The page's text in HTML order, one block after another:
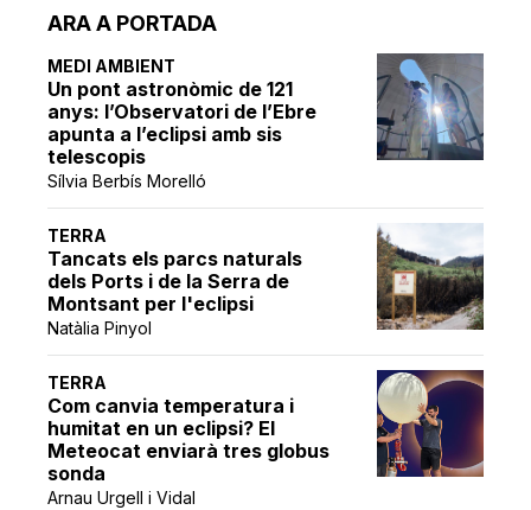
ARA A PORTADA
MEDI AMBIENT
Un pont astronòmic de 121
anys: l’Observatori de l’Ebre
apunta a l’eclipsi amb sis
telescopis
Sílvia Berbís Morelló
TERRA
Tancats els parcs naturals
dels Ports i de la Serra de
Montsant per l'eclipsi
Natàlia Pinyol
TERRA
Com canvia temperatura i
humitat en un eclipsi? El
Meteocat enviarà tres globus
sonda
Arnau Urgell i Vidal